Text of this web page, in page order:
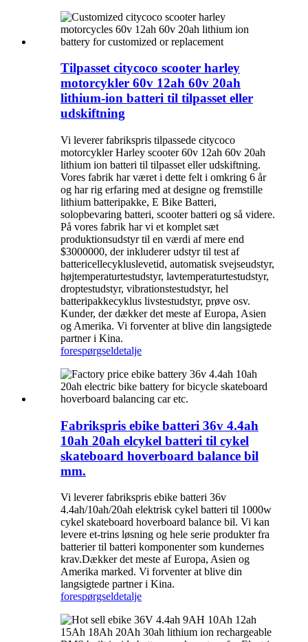
Tilpasset citycoco scooter harley
motorcykler 60v 12ah 60v 20ah
lithium-ion batteri til tilpasset eller
udskiftning
Vi leverer fabrikspris tilpassede citycoco
motorcykler Harley scooter 60v 12ah 60v 20ah
lithium ion batteri til tilpasset eller udskiftning.
Vores fabrik har været i dette felt i omkring 6 år
og har rig erfaring med at designe og fremstille
lithium batteripakke, E Bike Batteri,
solopbevaring batteri, scooter batteri og så videre.
På vores fabrik har vi et komplet sæt
produktionsudstyr til en værdi af mere end
$3000000, der inkluderer udstyr til test af
battericellecykluslevetid, automatisk svejseudstyr,
højtemperaturtestudstyr, lavtemperaturtestudstyr,
droptestudstyr, vibrationstestudstyr, hel
batteripakkecyklus livstestudstyr, prøve osv.
Kunder, der dækker det meste af Europa, Asien
og Amerika. Vi forventer at blive din langsigtede
partner i Kina.
forespørgseldetalje
Fabrikspris ebike batteri 36v 4.4ah
10ah 20ah elcykel batteri til cykel
skateboard hoverboard balance bil
mm.
Vi leverer fabrikspris ebike batteri 36v
4.4ah/10ah/20ah elektrisk cykel batteri til 1000w
cykel skateboard hoverboard balance bil. Vi kan
levere et-trins løsning og hele serie produkter fra
batterier til batteri komponenter som kundernes
krav.Dækker det meste af Europa, Asien og
Amerika marked. Vi forventer at blive din
langsigtede partner i Kina.
forespørgseldetalje